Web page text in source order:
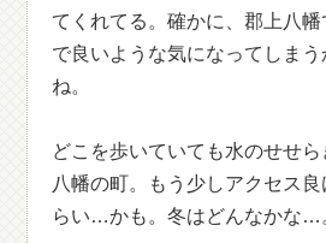
てくれてる。確かに、郡上八
で良いような気になってしま
ね。
どこを歩いていても水のせせ
八幡の町。もう少しアクセス良
らい…かも。冬はどんなかな…